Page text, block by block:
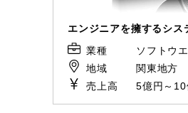
エンジニアを擁するシス
業種
ソフトウ
地域
関東地方
売上高
5億円～10